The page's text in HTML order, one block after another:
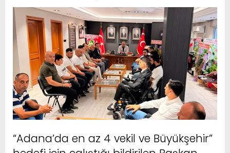
“Adana’da en az 4 vekil ve Büyükşehir”